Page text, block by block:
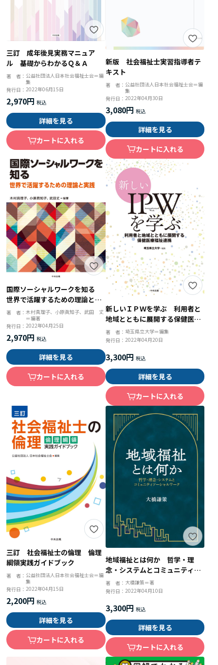
三訂 成年後見実務マニュア
ル 基礎からわかるＱ＆Ａ
著 者：公益社団法人日本社会福祉士会＝編
集
発行日：2022年06月15日
2,970円
詳細を見る
カートに入れる
新版 社会福祉士実習指導者テ
キスト
著 者： 公益社団法人日本社会福祉士会＝編
集
発行日： 2022年04月30日
3,080円
詳細を見る
カートに入れる
国際ソーシャルワークを知る
世界で活躍するための理論と実
践
著 者：木村真理子、小原眞知子、武田 丈
＝編著
発行日：2022年04月25日
2,970円
詳細を見る
カートに入れる
新しいＩＰＷを学ぶ 利用者と
地域とともに展開する保健医療
福祉連携
著 者： 埼玉県立大学＝編集
発行日： 2022年04月20日
3,300円
詳細を見る
カートに入れる
三訂 社会福祉士の倫理 倫理
綱領実践ガイドブック
著 者：公益社団法人日本社会福祉士会＝編
集
発行日：2022年04月15日
2,200円
詳細を見る
カートに入れる
地域福祉とは何か 哲学・理
念・システムとコミュニティソ
ーシャルワーク
著 者： 大橋謙策＝著
発行日： 2022年04月10日
3,300円
詳細を見る
カートに入れる